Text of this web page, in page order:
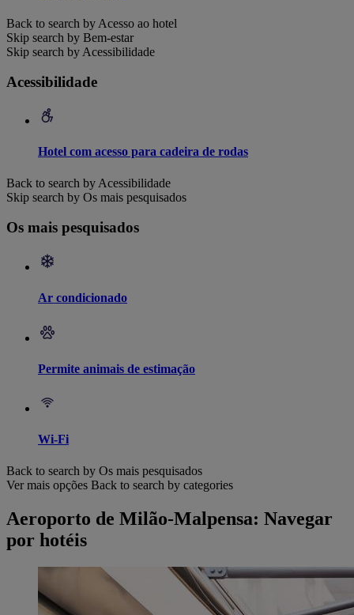
Back to search by Acesso ao hotel
Skip search by Bem-estar
Skip search by Acessibilidade
Acessibilidade
Hotel com acesso para cadeira de rodas
Back to search by Acessibilidade
Skip search by Os mais pesquisados
Os mais pesquisados
Ar condicionado
Permite animais de estimação
Wi-Fi
Back to search by Os mais pesquisados
Ver mais opções Back to search by categories
Aeroporto de Milão-Malpensa: Navegar
por hotéis